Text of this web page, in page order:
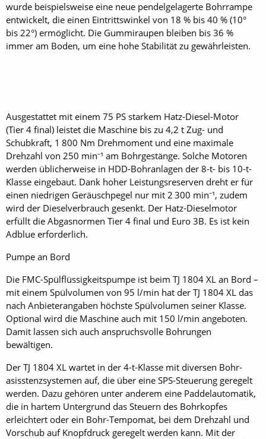
wurde beispielsweise eine neue pendelgelagerte Bohrrampe
entwickelt, die einen Eintrittswinkel von 18 % bis 40 % (10°
bis 22°) ermöglicht. Die Gummiraupen bleiben bis 36 %
immer am Boden, um eine hohe Stabilität zu gewährleisten.
Ausgestattet mit einem 75 PS starkem Hatz-Diesel-Motor
(Tier 4 final) leistet die Maschine bis zu 4,2 t Zug- und
Schubkraft, 1 800 Nm Drehmoment und eine maximale
Drehzahl von 250 min⁻¹ am Bohrgestänge. Solche Motoren
werden üblicherweise in HDD-Bohranlagen der 8-t- bis 10-t-
Klasse eingebaut. Dank hoher Leistungsreserven dreht er für
einen niedrigen Geräuschpegel nur mit 2 300 min⁻¹, zudem
wird der Dieselverbrauch gesenkt. Der Hatz-Dieselmotor
erfüllt die Abgasnormen Tier 4 final und Euro 3B. Es ist kein
Adblue erforderlich.
Pumpe an Bord
Die FMC-Spülflüssigkeitspumpe ist beim TJ 1804 XL an Bord –
mit einem Spülvolumen von 95 l/min hat der TJ 1804 XL das
nach Anbieterangaben höchste Spülvolumen seiner Klasse.
Optional wird die Maschine auch mit 150 l/min angeboten.
Damit lassen sich auch anspruchsvolle Bohrungen
bewältigen.
Der TJ 1804 XL wartet in der 4-t-Klasse mit diversen Bohr­
asisstenzsystemen auf, die über eine SPS-Steuerung geregelt
werden. Dazu gehören unter anderem eine Paddelautomatik,
die in hartem Untergrund das Steuern des Bohrkopfes
erleichtert oder ein Bohr-Tempomat, bei dem Drehzahl und
Vorschub auf Knopfdruck geregelt werden kann. Mit der